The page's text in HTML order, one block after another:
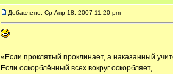
Добавлено: Ср Апр 18, 2007 11:20 pm
«Если проклятый проклинает, а наказанный
Если оскорблённый всех вокруг оскорбляет,